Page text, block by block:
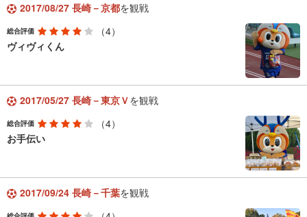
2017/08/27 長崎－京都を観戦
総合評価
（4）
ヴィヴィくん
2017/05/27 長崎－東京Ｖを観戦
総合評価
（4）
お手伝い
2017/09/24 長崎－千葉を観戦